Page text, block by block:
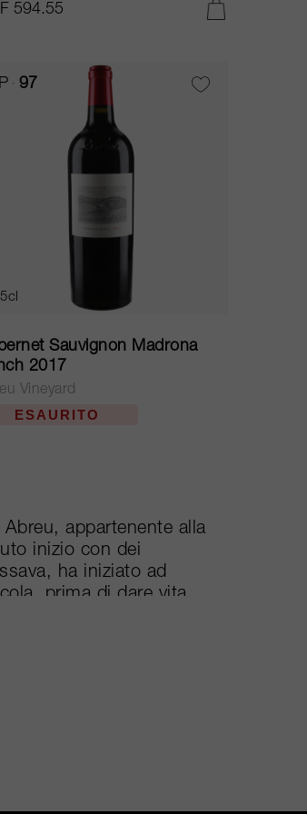
594.55
97
Sauvignon Madrona
2017
Vineyard
ESAURITO
appartenente alla
inizio con dei
ha iniziato ad
prima di dare vita
con i più grandi
Bryant Family,